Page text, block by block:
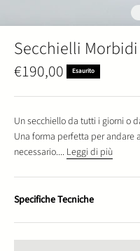
Secchielli Morbidi
Prezzo scontato
€190,00 Esaurito
Un secchiello da tutti i giorni o
Una forma perfetta per andare
necessario.... Leggi di più
Specifiche Tecniche